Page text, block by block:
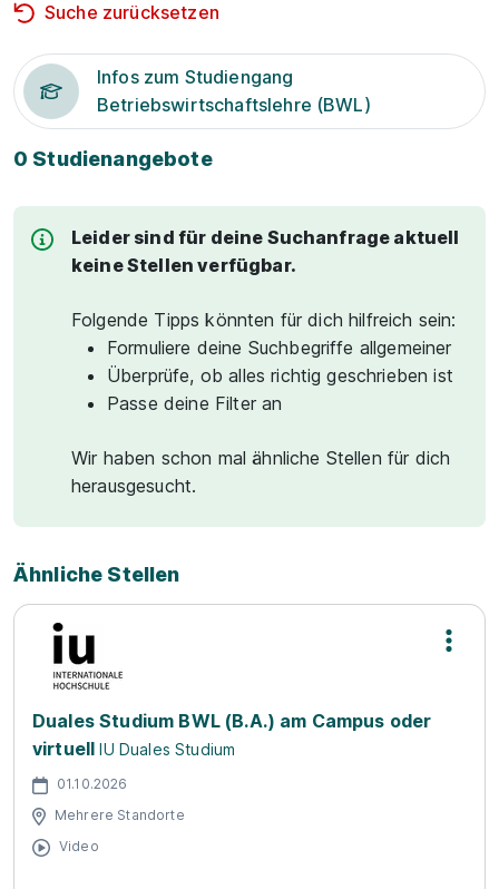
Suche zurücksetzen
Infos zum Studiengang
Betriebswirtschaftslehre (BWL)
0 Studienangebote
Leider sind für deine Suchanfrage aktuell
keine Stellen verfügbar.
Folgende Tipps könnten für dich hilfreich sein:
Formuliere deine Suchbegriffe allgemeiner
Überprüfe, ob alles richtig geschrieben ist
Passe deine Filter an
Wir haben schon mal ähnliche Stellen für dich
herausgesucht.
Ähnliche Stellen
Duales Studium BWL (B.A.) am Campus oder
virtuell IU Duales Studium
01.10.2026
Mehrere Standorte
Video